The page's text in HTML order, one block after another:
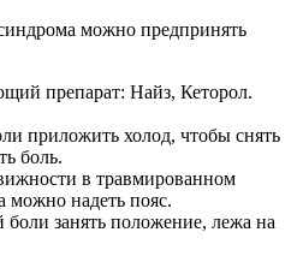
можно предпринять
препарат: Найз, Кеторол.
приложить холод, чтобы снять
боль.
в травмированном
можно надеть пояс.
занять положение, лежа на